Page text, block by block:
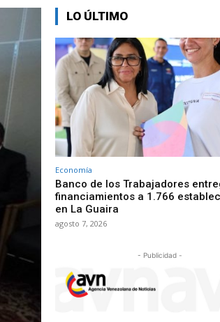
LO ÚLTIMO
Economía
Banco de los Trabajadores
financiamientos a 1.766
en La Guaira
agosto 7, 2026
- Publicidad -